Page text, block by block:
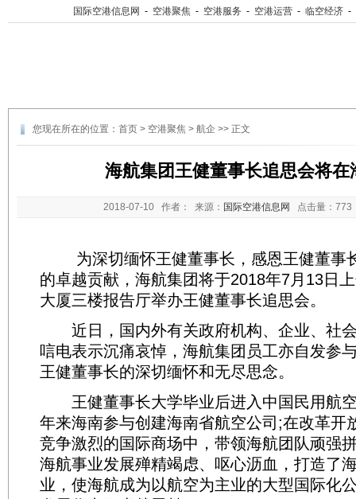
国际空港信息网 - 空港聚焦 - 空港服务 - 空港运营 - 临空经济 -
您现在所在的位置： 首页 > 空港聚焦 > 航企 >> 正文
海航集团王健董事长追思会将在
2018-07-10 作者： 来源： 国际空港信息网 点击量：
为深切缅怀王健董事长，感恩王健董事
的卓越贡献，海航集团将于2018年7月13日
大厦三楼报告厅举办王健董事长追思会。
近日，国内外有关政府机构、企业、社
唁电表示沉痛哀悼，海航集团员工亦自发参
王健董事长的深切缅怀和无尽思念。
王健董事长大学毕业后进入中国民用航
年来海南参与创建海南省航空公司;在改革开
竞争激烈的国际商场中，带领海航团队顽强
海航事业发展殚精竭虑、呕心沥血，打造了
业，使海航成为以航空为主业的大型国际化